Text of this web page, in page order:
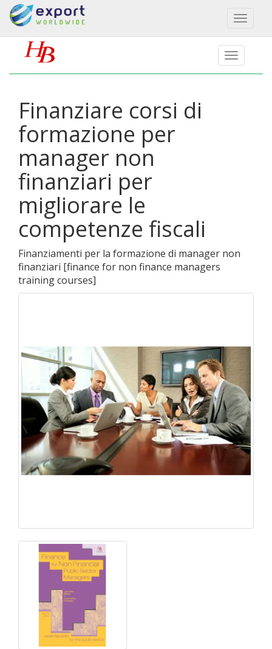
Toggle
Finanziare corsi di
formazione per
manager non
finanziari per
migliorare le
competenze fiscali
Finanziamenti per la formazione di manager non
finanziari [finance for non finance managers
training courses]